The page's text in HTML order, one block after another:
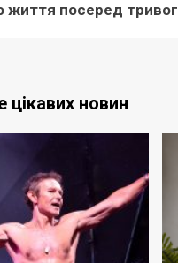
життя посеред тривог
цікавих новин